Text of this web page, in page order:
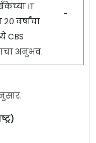
IT
वर्षांचा
CBS
अनुभव.
-